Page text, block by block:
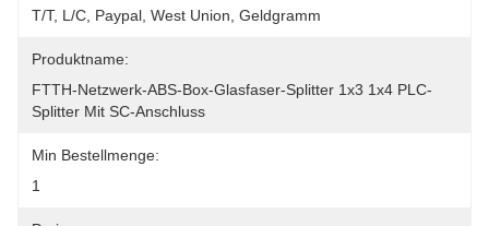
T/T, L/C, Paypal, West Union, Geldgramm
Produktname:
FTTH-Netzwerk-ABS-Box-Glasfaser-Splitter 1x3 1x4 PLC-
Splitter Mit SC-Anschluss
Min Bestellmenge:
1